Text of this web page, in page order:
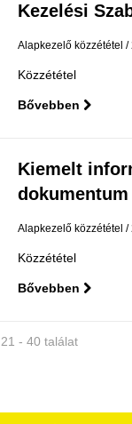
Kezelési
Alapkezelő közzététel
Közzététel
Bővebben
Kiemelt
Alapkezelő közzététel
Közzététel
Bővebben
21 - 40 találat